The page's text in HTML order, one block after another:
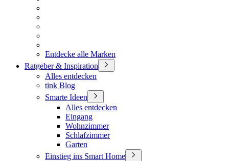
Entdecke alle Marken
Ratgeber & Inspiration
Alles entdecken
tink Blog
Smarte Ideen
Alles entdecken
Eingang
Wohnzimmer
Schlafzimmer
Garten
Einstieg ins Smart Home